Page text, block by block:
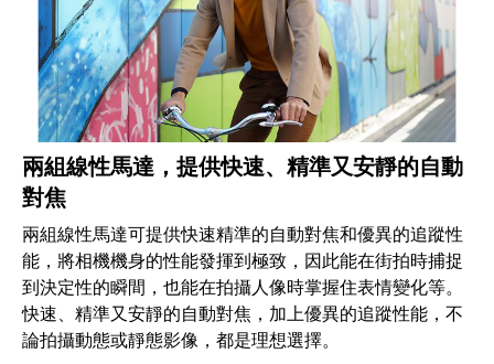
兩組線性馬達，提供快速、精準又安靜的自動
對焦
兩組線性馬達可提供快速精準的自動對焦和優異的追蹤性
能，將相機機身的性能發揮到極致，因此能在街拍時捕捉
到決定性的瞬間，也能在拍攝人像時掌握住表情變化等。
快速、精準又安靜的自動對焦，加上優異的追蹤性能，不
論拍攝動態或靜態影像，都是理想選擇。